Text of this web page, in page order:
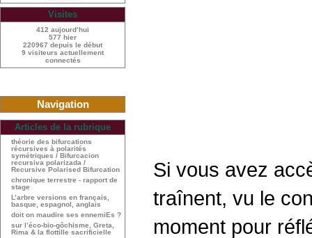
Si vous avez
traînent, vu le
moment pour
Visites
412 aujourd’hui
577 hier
220967 depuis le début
9 visiteurs actuellement
connectés
Navigation
Articles de la rubrique
théorie des bifurcations
récursives à polarités
symétriques / Bifurcacion
recursiva polarizada /
Recursive Polarised Bifurcation
chronique terrestre - rapport de
stage
L’arbre versions en français,
basque, espagnol, anglais
doit on maudire ses ennemiEs ?
sur l’éco-bio-gôchisme, Greta,
Rima & la flottille sacrificielle